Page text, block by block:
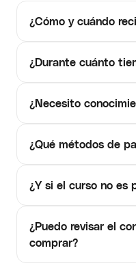
¿Cómo y cuándo
¿Durante cuánto
¿Necesito
¿Qué métodos de
¿Y si el curso no es
¿Puedo revisar el
comprar?